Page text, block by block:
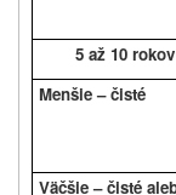
5 až 10 rokov
Menšie – čisté
Väčšie – čisté